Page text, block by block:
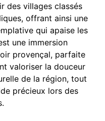
des villages classés
offrant ainsi une
qui apaise les
une immersion
provençal, parfaite
valoriser la douceur
de la région, tout
précieux lors des